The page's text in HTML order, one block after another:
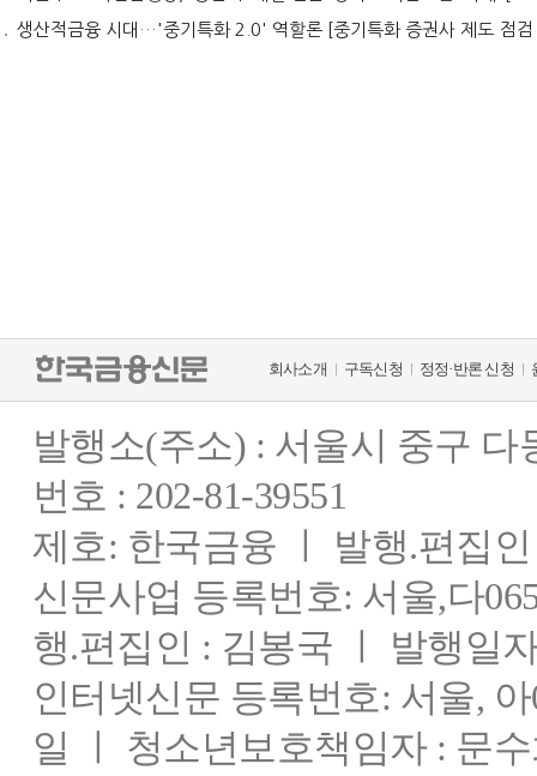
생산적금융 시대…'중기특화 2.0' 역할론 [중기특화 증권사 제도 점
회사소개 구독신청 정정·반론 신청
발행소(주소) : 서울시 중구
번호 : 202-81-39551
제호: 한국금융 ㅣ 발행.편집
신문사업 등록번호: 서울,다
행.편집인 : 김봉국 ㅣ 발행일
인터넷신문 등록번호: 서울,
일 ㅣ 청소년보호책임자 : 문